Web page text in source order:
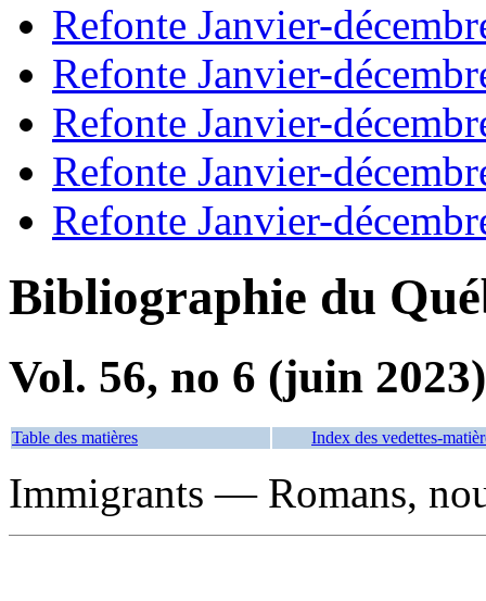
Refonte Janvier-
Refonte Janvier-
Refonte Janvier-
Refonte Janvier-
Refonte Janvier-
Bibliographie du
Vol. 56, no 6 (juin 2023)
Table des matières Index des vedettes-
Immigrants — Romans,